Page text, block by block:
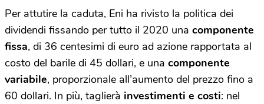
protesta di Davos
Per attutire la caduta, Eni ha rivisto la politica dei
dividendi fissando per tutto il 2020 una componente
fissa, di 36 centesimi di euro ad azione rapportata al
costo del barile di 45 dollari, e una componente
variabile, proporzionale all’aumento del prezzo fino a
60 dollari. In più, taglierà investimenti e costi: nel